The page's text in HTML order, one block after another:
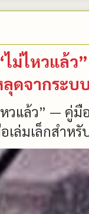
ไม่ไหวแล้
ลุดจากระบ
วแล้ว” — คู่
ล่มเล็กสำหรั